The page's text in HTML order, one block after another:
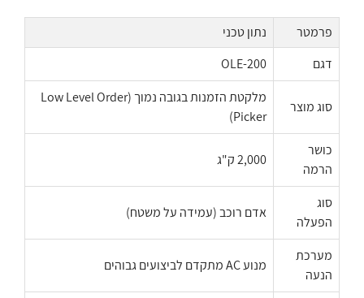
פרמטר
נתון טכני
דגם
OLE-200
סוג מוצר
מלקטת הזמנות בגובה נמוך (Low Level Order
Picker)
כושר
הרמה
2,000 ק"ג
סוג
הפעלה
אדם רוכב (עמידה על משטח)
מערכת
הנעה
מנוע AC מתקדם לביצועים גבוהים